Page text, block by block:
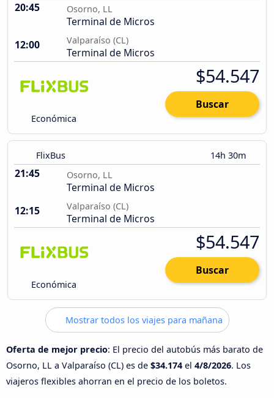
20:45 Osorno, LL
Terminal de Micros
12:00
Valparaíso (CL)
Terminal de Micros
Económica
$54.547
Buscar
FlixBus 14h 30m
21:45 Osorno, LL
Terminal de Micros
12:15
Valparaíso (CL)
Terminal de Micros
Económica
$54.547
Buscar
Mostrar todos los viajes para mañana
Oferta de mejor precio: El precio del autobús más barato de
Osorno, LL a Valparaíso (CL) es de $34.174 el 4/8/2026. Los
viajeros flexibles ahorran en el precio de los boletos.